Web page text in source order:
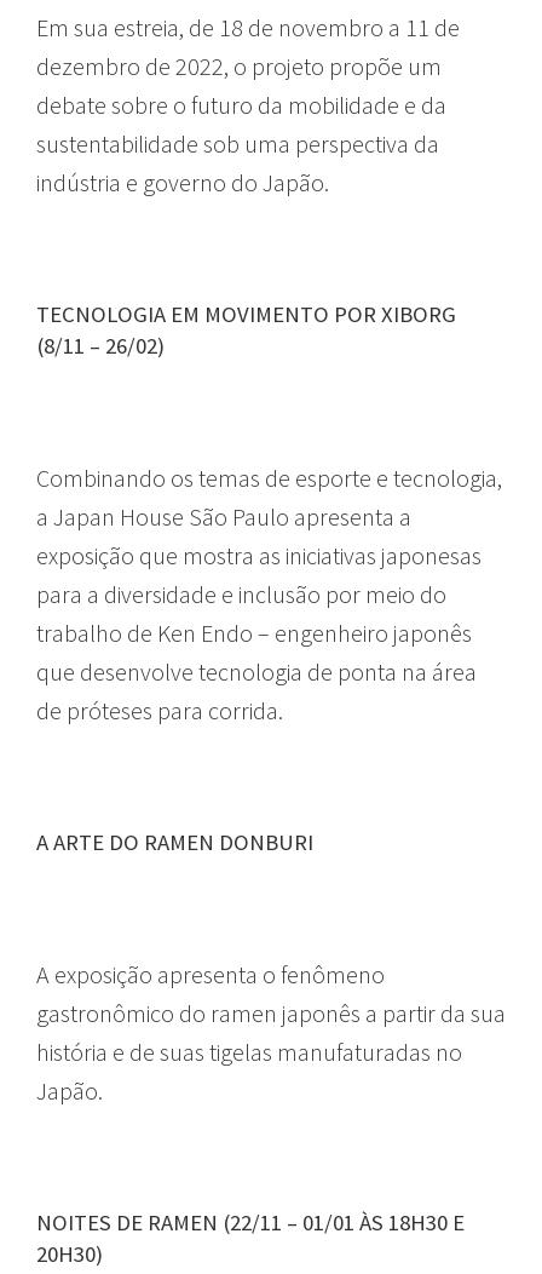
Em sua estreia, de 18 de novembro a 11 de
dezembro de 2022, o projeto propõe um
debate sobre o futuro da mobilidade e da
sustentabilidade sob uma perspectiva da
indústria e governo do Japão.
TECNOLOGIA EM MOVIMENTO POR XIBORG
(8/11 – 26/02)
Combinando os temas de esporte e tecnologia,
a Japan House São Paulo apresenta a
exposição que mostra as iniciativas japonesas
para a diversidade e inclusão por meio do
trabalho de Ken Endo – engenheiro japonês
que desenvolve tecnologia de ponta na área
de próteses para corrida.
A ARTE DO RAMEN DONBURI
A exposição apresenta o fenômeno
gastronômico do ramen japonês a partir da sua
história e de suas tigelas manufaturadas no
Japão.
NOITES DE RAMEN (22/11 – 01/01 ÀS 18H30 E
20H30)